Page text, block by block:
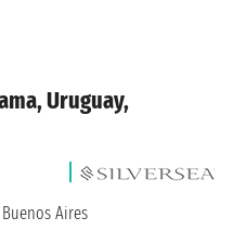
Uruguay,
Buenos Aires